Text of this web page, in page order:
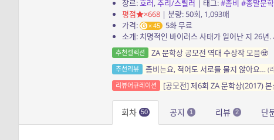
장르:호러, 추리/스릴러 | 태그:#좀비 #종말문학
평점
×668| 분량: 50회, 1,093매
가격:
45
5화 무료
추천셀렉션 ZA 문학상 공모전 역대 수상작 모음🧟
추천리뷰 좀비는요, 적어도 서로를 물지 않아요… (
리뷰어큐레이션
[공모전] 제6회 ZA 문학상(2017)
회차 50 공지 1 리뷰 2 단